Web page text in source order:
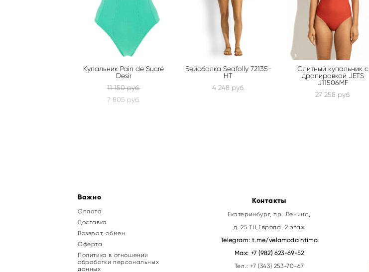
Купальник Pain de Sucre
Desir
11 150 pуб.
7 805 pуб.
Бейсболка Seafolly 72135-
HT
4 248 pуб.
Слитный купальник с
драпировкой JETS
J11506MF
27 258 pуб.
Важно
Оплата
Доставка
Возврат, обмен
Оферта
Политика в отношении
обработки персональных
данных
Контакты
Екатеринбург, пр. Ленина,
д. 25 ТЦ Европа, 2 этаж
Telegram: t.me/velamodaintima
Max: +7 (982) 623-69-52
Тел.:+7 (343) 253-70-67